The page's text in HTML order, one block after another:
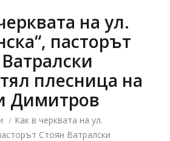
на ул.
пасторът
плесница на
Димитров
/ Как в черквата на ул.
Стоян Ватралски